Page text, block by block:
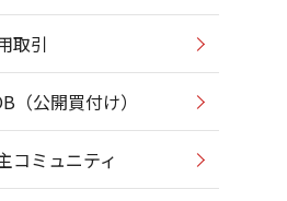
取引
（公開買付け）
コミュニティ